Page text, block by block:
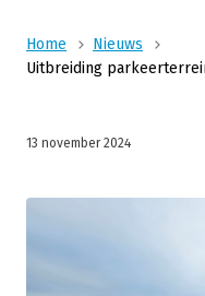
Home
Nieuws
Uitbreiding
13 november 2024